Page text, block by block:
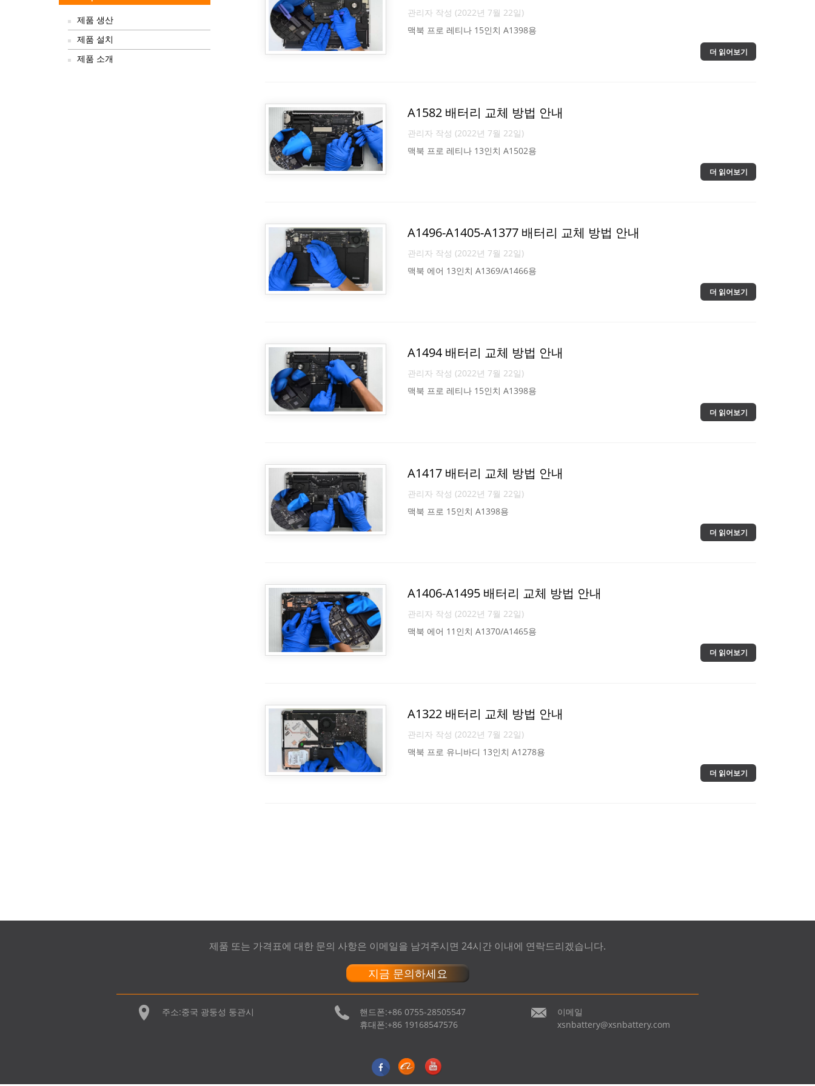
제품 생산
제품 설치
제품 소개
관리자 작성 (2022년 7월 22일)
맥북 프로 레티나 15인치 A1398용
더 읽어보기
A1582 배터리 교체 방법 안내
관리자 작성 (2022년 7월 22일)
맥북 프로 레티나 13인치 A1502용
더 읽어보기
A1496-A1405-A1377 배터리 교체 방법 안내
관리자 작성 (2022년 7월 22일)
맥북 에어 13인치 A1369/A1466용
더 읽어보기
A1494 배터리 교체 방법 안내
관리자 작성 (2022년 7월 22일)
맥북 프로 레티나 15인치 A1398용
더 읽어보기
A1417 배터리 교체 방법 안내
관리자 작성 (2022년 7월 22일)
맥북 프로 15인치 A1398용
더 읽어보기
A1406-A1495 배터리 교체 방법 안내
관리자 작성 (2022년 7월 22일)
맥북 에어 11인치 A1370/A1465용
더 읽어보기
A1322 배터리 교체 방법 안내
관리자 작성 (2022년 7월 22일)
맥북 프로 유니바디 13인치 A1278용
더 읽어보기
제품 또는 가격표에 대한 문의 사항은 이메일을 남겨주시면 24시간 이내에 연락드리겠습니다.
지금 문의하세요
주소:중국 광둥성 둥관시 핸드폰:+86 0755-28505547
휴대폰:+86 19168547576
이메일
xsnbattery@xsnbattery.com